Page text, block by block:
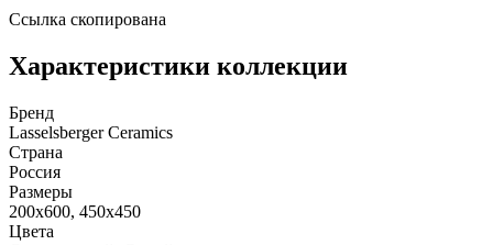
Ссылка скопирована
Характеристики коллекции
Бренд
Lasselsberger Ceramics
Страна
Россия
Размеры
200x600, 450x450
Цвета